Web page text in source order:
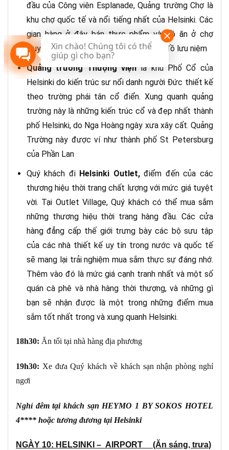
đầu của Công viên Esplanade, Quảng trường Chợ là
khu chợ quốc tế và nổi tiếng nhất của Helsinki. Các
gian hàng ở đây bán thực phẩm và đồ ăn ở chợ
truyền thống cũng như đồ thủ công và đồ lưu niệm
Quảng trường Thượng việnlà khu Phố Cổ của
Helsinki do kiến trúc sư nổi danh người Đức thiết kế
theo trường phái tân cổ điển. Xung quanh quảng
trường này là những kiến trúc cổ và đẹp nhất thành
phố Helsinki, do Nga Hoàng ngày xưa xây cất. Quảng
Trường này được ví như thành phố St Petersburg
của Phần Lan
Quý khách đi Helsinki Outlet,điểm đến của các
thương hiệu thời trang chất lượng với mức giá tuyệt
vời. Tại Outlet Village, Quý khách có thể mua sắm
những thương hiệu thời trang hàng đầu. Các cửa
hàng đẳng cấp thế giới trưng bày các bộ sưu tập
của các nhà thiết kế uy tín trong nước và quốc tế
sẽ mang lại trải nghiệm mua sắm thực sự đáng nhớ.
Thêm vào đó là mức giá cạnh tranh nhất và một số
quán cà phê và nhà hàng thời thượng, và những gì
bạn sẽ nhận được là một trong những điểm mua
sắm tốt nhất trong và xung quanh Helsinki.
18h30: Ăn tối tại nhà hàng địa phương
19h30: Xe đưa Quý khách về khách sạn nhận phòng nghỉ
ngơi
Nghỉ đêm tại khách sạn HEYMO 1 BY SOKOS HOTEL
4**** hoặc tương đương tại Helsinki
NGÀY 10: HELSINKI – AIRPORT (Ăn sáng, trưa)
Xin chào! Chúng tôi có thể
giúp gì cho bạn?